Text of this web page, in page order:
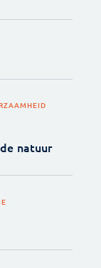
natuur